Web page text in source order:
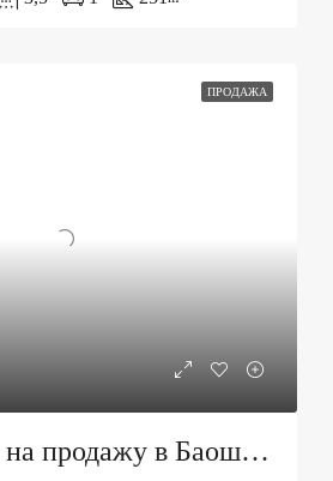
ПРОДАЖА
Мини-отель на продажу в Баошичи, Герцег-Нови